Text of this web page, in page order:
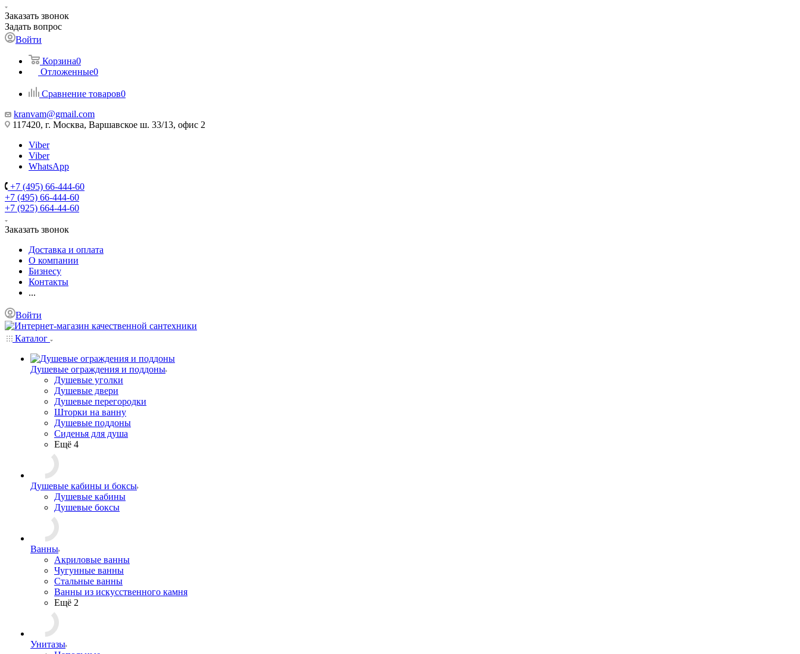
Заказать звонок
Задать вопрос
Войти
Корзина0
Отложенные0
Сравнение товаров0
kranvam@gmail.com
117420, г. Москва, Варшавское ш. 33/13, офис 2
Viber
Viber
WhatsApp
+7 (495) 66-444-60
+7 (495) 66-444-60
+7 (925) 664-44-60
Заказать звонок
Доставка и оплата
О компании
Бизнесу
Контакты
...
Войти
Каталог
Душевые ограждения и поддоны
Душевые уголки
Душевые двери
Душевые перегородки
Шторки на ванну
Душевые поддоны
Сиденья для душа
Ещё 4
Душевые кабины и боксы
Душевые кабины
Душевые боксы
Ванны
Акриловые ванны
Чугунные ванны
Стальные ванны
Ванны из искусственного камня
Ещё 2
Унитазы